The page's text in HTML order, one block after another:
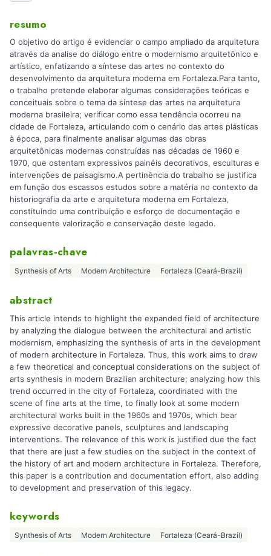
resumo
O objetivo do artigo é evidenciar o campo ampliado da arquitetura
através da analise do diálogo entre o modernismo arquitetônico e
artístico, enfatizando a síntese das artes no contexto do
desenvolvimento da arquitetura moderna em Fortaleza.Para tanto,
o trabalho pretende elaborar algumas considerações teóricas e
conceituais sobre o tema da síntese das artes na arquitetura
moderna brasileira; verificar como essa tendência ocorreu na
cidade de Fortaleza, articulando com o cenário das artes plásticas
à época, para finalmente analisar algumas das obras
arquitetônicas modernas construídas nas décadas de 1960 e
1970, que ostentam expressivos painéis decorativos, esculturas e
intervenções de paisagismo.A pertinência do trabalho se justifica
em função dos escassos estudos sobre a matéria no contexto da
historiografia da arte e arquitetura moderna em Fortaleza,
constituindo uma contribuição e esforço de documentação e
consequente valorização e conservação deste legado.
palavras-chave
Synthesis of Arts Modern Architecture Fortaleza (Ceará-Brazil)
abstract
This article intends to highlight the expanded field of architecture
by analyzing the dialogue between the architectural and artistic
modernism, emphasizing the synthesis of arts in the development
of modern architecture in Fortaleza. Thus, this work aims to draw
a few theoretical and conceptual considerations on the subject of
arts synthesis in modern Brazilian architecture; analyzing how this
trend occurred in the city of Fortaleza, coordinated with the
scene of fine arts at the time, to finally look at some modern
architectural works built in the 1960s and 1970s, which bear
expressive decorative panels, sculptures and landscaping
interventions. The relevance of this work is justified due the fact
that there are just a few studies on the subject in the context of
the history of art and modern architecture in Fortaleza. Therefore,
this paper is a contribution and documentation effort, also adding
to development and preservation of this legacy.
keywords
Synthesis of Arts Modern Architecture Fortaleza (Ceará-Brazil)